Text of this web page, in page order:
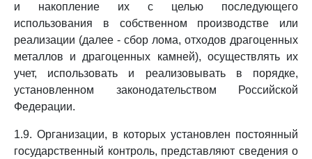
и накопление их с целью последующего
использования в собственном производстве или
реализации (далее - сбор лома, отходов драгоценных
металлов и драгоценных камней), осуществлять их
учет, использовать и реализовывать в порядке,
установленном законодательством Российской
Федерации.
1.9. Организации, в которых установлен постоянный
государственный контроль, представляют сведения о